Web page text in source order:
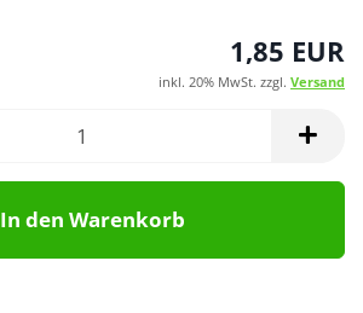
1,85 EUR
inkl. 20% MwSt. zzgl. Versand
In den Warenkorb